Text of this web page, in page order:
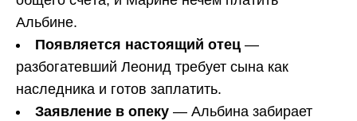
Альбине.
Появляется настоящий отец —
разбогатевший Леонид требует сына как
наследника и готов заплатить.
Заявление в опеку — Альбина забирает